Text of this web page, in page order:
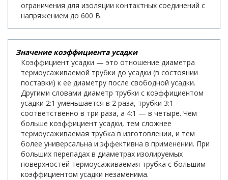
ограничения для изоляции контактных соединений с
напряжением до 600 В.
Значение коэффициента усадки
Коэффициент усадки — это отношение диаметра
термоусаживаемой трубки до усадки (в состоянии
поставки) к ее диаметру после свободной усадки.
Другими словами диаметр трубки с коэффициентом
усадки 2:1 уменьшается в 2 раза, трубки 3:1 -
соответственно в три раза, а 4:1 — в четыре. Чем
больше коэффициент усадки, тем сложнее
термоусаживаемая трубка в изготовлении, и тем
более универсальна и эффективна в применении. При
больших перепадах в диаметрах изолируемых
поверхностей термоусаживаемая трубка с большим
коэффициентом усадки незаменима.